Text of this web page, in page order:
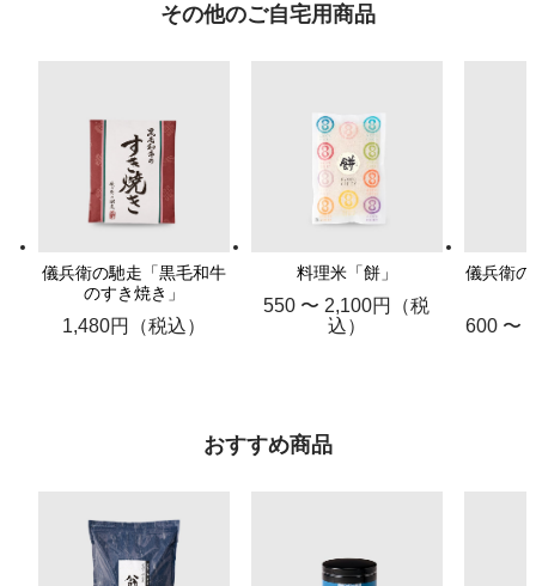
その他のご自宅用商品
儀兵衛の馳走「黒毛和牛
のすき焼き」
1,480円（税込）
料理米「餅」
550 〜 2,100円（税
込）
儀兵衛
600 〜
おすすめ商品